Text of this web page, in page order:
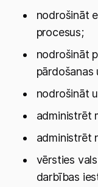
nodrošināt
procesus;
nodrošināt
nodrošināt
administrēt
administrēt
vērsties
darbības